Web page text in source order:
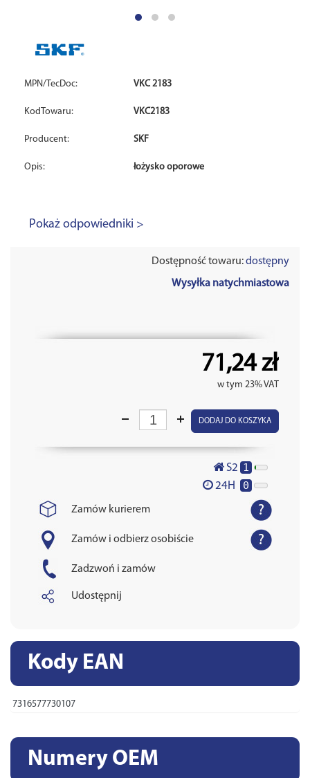
MPN/TecDoc: VKC 2183
KodTowaru: VKC2183
Producent: SKF
Opis: łożysko oporowe
Pokaż odpowiedniki >
Dostępność towaru:dostępny
Wysyłka natychmiastowa
71,24 zł
w tym 23% VAT
DODAJ DO KOSZYKA
S2 1
24H 0
Zamów kurierem
Zamów i odbierz osobiście
Zadzwoń i zamów
Udostępnij
Kody EAN
7316577730107
Numery OEM